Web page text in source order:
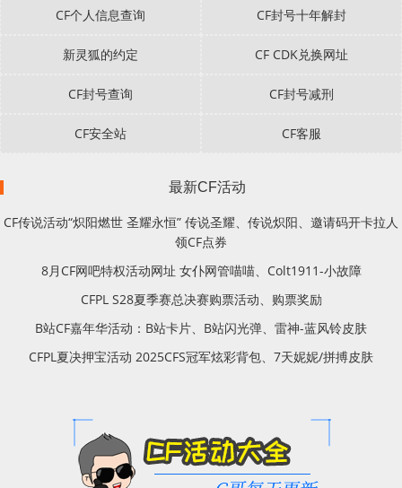
CF个人信息查询 CF封号十年解封
新灵狐的约定 CF CDK兑换网址
CF封号查询 CF封号减刑
CF安全站 CF客服
最新CF活动
CF传说活动“炽阳燃世 圣耀永恒” 传说圣耀、传说炽阳、邀请码开卡拉人
领CF点券
8月CF网吧特权活动网址 女仆网管喵喵、Colt1911-小故障
CFPL S28夏季赛总决赛购票活动、购票奖励
B站CF嘉年华活动：B站卡片、B站闪光弹、雷神-蓝风铃皮肤
CFPL夏决押宝活动 2025CFS冠军炫彩背包、7天妮妮/拼搏皮肤